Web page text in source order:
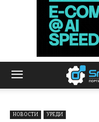
НОВОСТИ УРЕДИ